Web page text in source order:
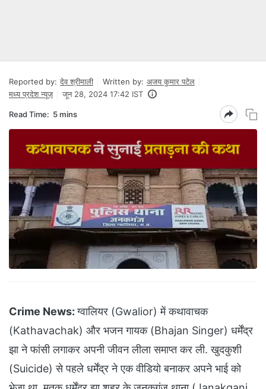
Reported by: देव श्रीमाली Written by: अजय कुमार पटेल
मध्य प्रदेश न्यूज़
जून 28, 2024 17:42 IST
Read Time: 5 mins
Crime News:ग्वालियर (Gwalior) में कथावाचक
(Kathavachak) और भजन गायक (Bhajan Singer) धर्मेंद्र
झा ने फांसी लगाकर अपनी जीवन लीला समाप्त कर ली. खुदकुशी
(Suicide) से पहले धर्मेंद्र ने एक वीडियो बनाकर अपने भाई को